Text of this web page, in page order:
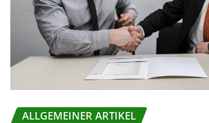
ALLGEMEINER ARTIKEL